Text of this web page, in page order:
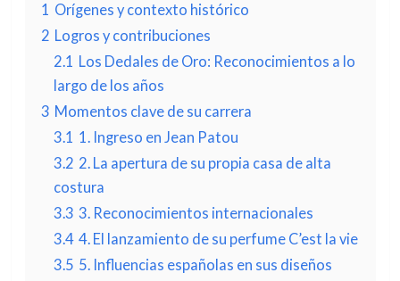
1 Orígenes y contexto histórico
2 Logros y contribuciones
2.1 Los Dedales de Oro: Reconocimientos a lo
largo de los años
3 Momentos clave de su carrera
3.1 1. Ingreso en Jean Patou
3.2 2. La apertura de su propia casa de alta
costura
3.3 3. Reconocimientos internacionales
3.4 4. El lanzamiento de su perfume C’est la vie
3.5 5. Influencias españolas en sus diseños